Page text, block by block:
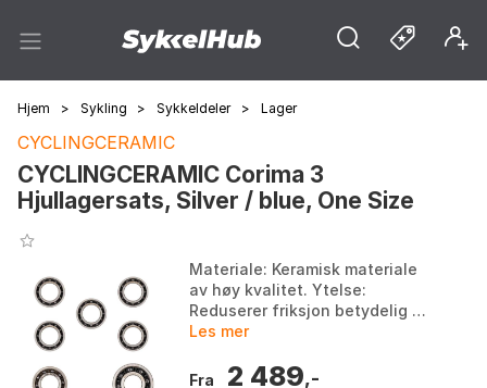
Hjem > Sykling > Sykkeldeler > Lager
CYCLINGCERAMIC
CYCLINGCERAMIC Corima 3
Hjullagersats, Silver / blue, One Size
Materiale: Keramisk materiale
av høy kvalitet. Ytelse:
Reduserer friksjon betydelig og
øker sykkelprestasjon.
lenger enn tradis...
Les mer
Fra 2 489,-